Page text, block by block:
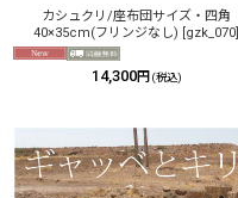
カシュクリ/座布団サイズ・四角
40×35cm(フリンジなし) [gzk_070]
14,300円 (税込)